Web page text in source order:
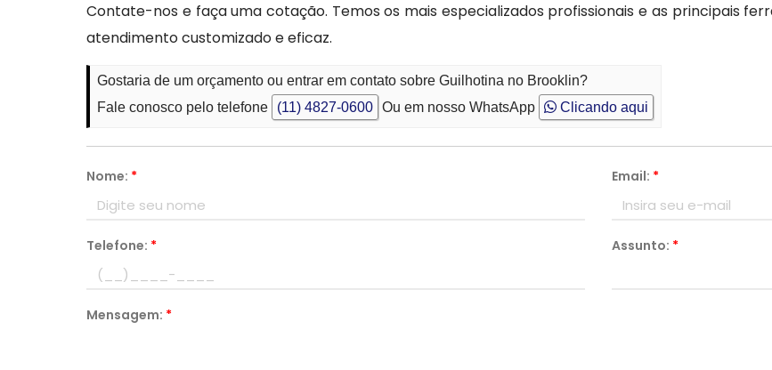
Contate-nos e faça uma cotação. Temos os mais especializados profissionais e as principais
atendimento customizado e eficaz.
Gostaria de um orçamento ou entrar em contato sobre Guilhotina no Brooklin?
Fale conosco pelo telefone
(11) 4827-0600 Ou em nosso WhatsApp Clicando aqui
Nome: * Email: *
Telefone: * Assunto: *
Mensagem: *